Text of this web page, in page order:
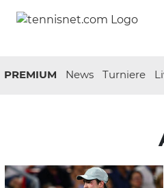
PREMIUM News Turniere